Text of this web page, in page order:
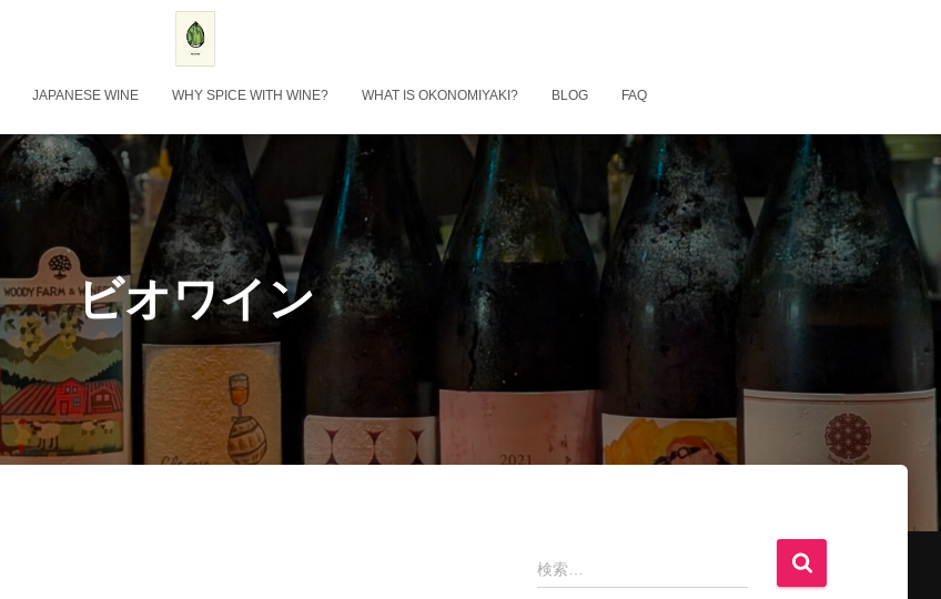
JAPANESE WINE WHY SPICE WITH WINE? WHAT IS OKONOMIYAKI? BLOG FAQ
ビオワイン
検
索
検索…